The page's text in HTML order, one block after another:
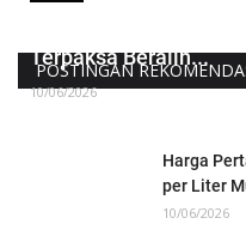
POSTINGAN
Terpaksa Beralih...
10/06/2026
Harga
per Liter
10/06/2026